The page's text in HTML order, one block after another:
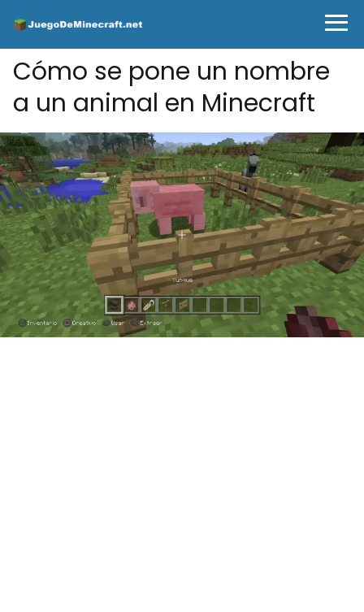
Cómo se pone un nombre
a un animal en Minecraft